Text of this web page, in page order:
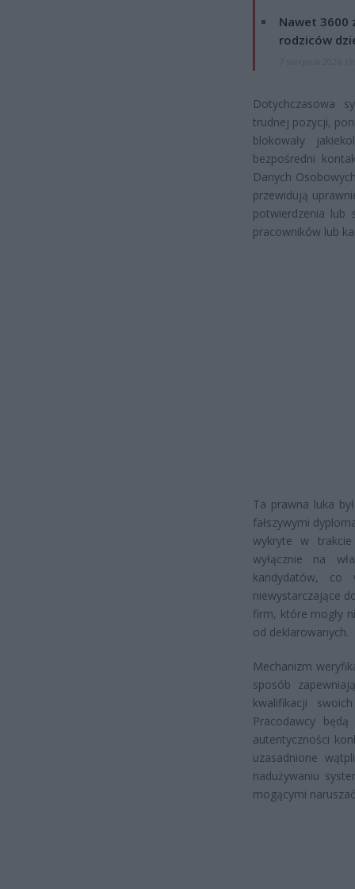
Nawet 3600
rodziców
Dotychczasowa
trudnej pozycji,
blokowały
bezpośredni
Danych
przewidują
potwierdzenia lub
pracowników lub
Ta prawna luka
fałszywymi
wykryte w trakcie
wyłącznie na
kandydatów, co
niewystarczające
firm, które mogły
od deklarowanych.
Mechanizm
sposób
kwalifikacji
Pracodawcy
autentyczności
uzasadnione
nadużywaniu
mogącymi